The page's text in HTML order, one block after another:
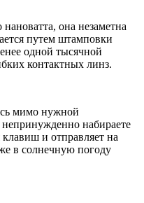
она незаметна
путем штамповки
одной тысячной
контактных линз.
мимо нужной
набираете
и отправляет на
в солнечную погоду